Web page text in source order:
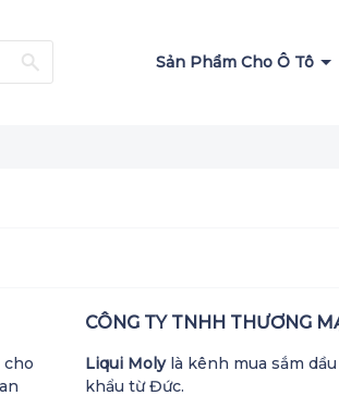
Sản Phẩm Cho Ô Tô
cho
CÔNG TY TNHH THƯƠNG
Liqui Molylà kênh mua sắm
khẩu từ Đức.